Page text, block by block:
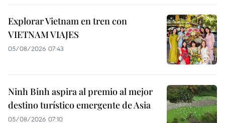
Explorar Vietnam en tren con
VIETNAM VIAJES
05/08/2026 07:43
Ninh Binh aspira al premio al mejor
destino turístico emergente de Asia
05/08/2026 07:10